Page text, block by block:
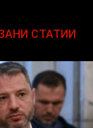
СТАТИИ